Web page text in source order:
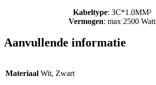
Kabeltype: 3C*1.0MM²
Vermogen: max 2500 Watt
Aanvullende informatie
Materiaal Wit, Zwart